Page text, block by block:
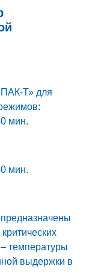
Т» для
мин.
мин.
температуры
выдержки в